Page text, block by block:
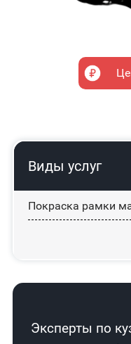
Виды услуг
Покраска рамки
Эксперты по